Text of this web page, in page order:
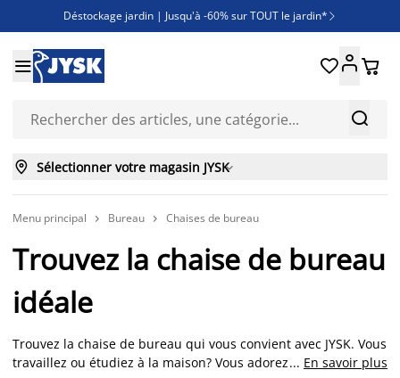
Déstockage jardin | Jusqu'à -60% sur TOUT le jardin* 
Jusqu'à -50% sur une sélection literie
Découvrez les nouveautés de la collection


 
 Sélectionner votre magasin JYSK
Menu principal  Bureau  Chaises de bureau
Trouvez la chaise de bureau
idéale
Trouvez la chaise de bureau qui vous convient avec JYSK. Vous
travaillez ou étudiez à la maison? Vous adorez passer du
... En savoir plus